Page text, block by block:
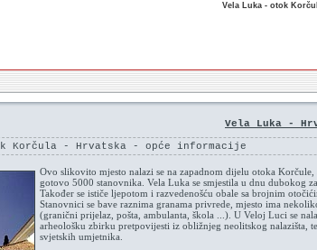
Vela Luka - otok
Vela Luka -
Korčula - Hrvatska - opće informacije
Ovo slikovito mjesto nalazi se na zapadnom dijelu otoka
gotovo 5000 stanovnika. Vela Luka se smjestila u dnu dubokog
Također se ističe ljepotom i razvedenošću obale sa brojnim
Stanovnici se bave raznima granama privrede, mjesto ima
(granični prijelaz, pošta, ambulanta, škola ...). U Veloj Luci se
arheološku zbirku pretpovijesti iz obližnjeg neolitskog nalazišta,
svjetskih umjetnika.